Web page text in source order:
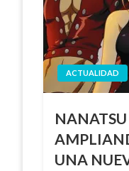
ACTUALIDAD
UNA